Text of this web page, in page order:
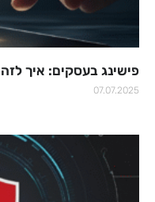
פישינג בעסקים: איך
07.07.2025